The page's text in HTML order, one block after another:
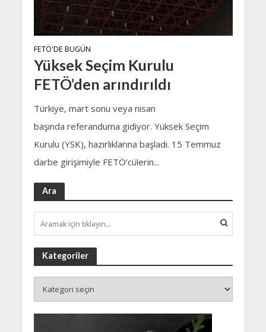
FETÖ'DE BUGÜN
Yüksek Seçim Kurulu
FETÖ’den arındırıldı
Türkiye, mart sonu veya nisan
başında referanduma gidiyor. Yüksek Seçim
Kurulu (YSK), hazırlıklarına başladı. 15 Temmuz
darbe girişimiyle FETÖ’cülerin...
Ara
Kategoriler